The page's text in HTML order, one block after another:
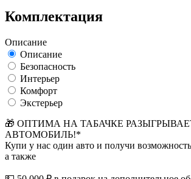
Комплектация
Описание
Описание
Безопасность
Интерьер
Комфорт
Экстерьер
🎁 ОПТИМА НА ТАБАЧКЕ
АВТОМОБИЛЬ!*
Купи у нас один авто и получи
а также